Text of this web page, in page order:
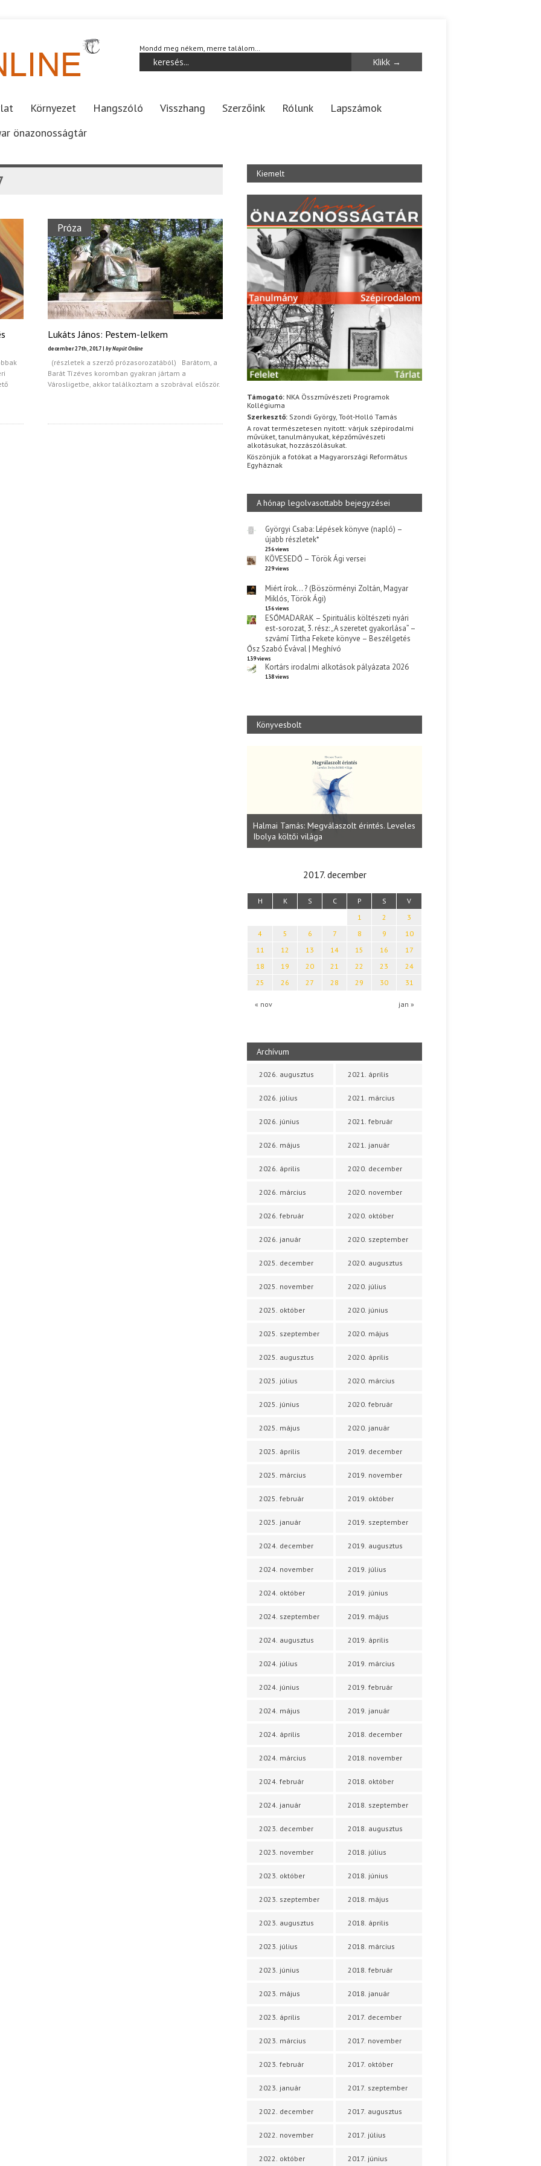
Mondd meg nékem, merre találom…
Környezet Hangszóló Visszhang Szerzőink Rólunk
Lapszámok
önazonosságtár
Próza
Lukáts János: Pestem-lelkem
december 27th, 2017 | by Napút Online
(részletek a szerző prózasorozatából) Barátom, a
Barát Tízéves koromban gyakran jártam a
Városligetbe, akkor találkoztam a szobrával először.
Kiemelt
Támogató: NKA Összművészeti Programok
Kollégiuma
Szerkesztő: Szondi György, Toót-Holló Tamás
A rovat természetesen nyitott: várjuk szépirodalmi
művüket, tanulmányukat, képzőművészeti
alkotásukat, hozzászólásukat.
Köszönjük a fotókat a Magyarországi Református
Egyháznak
A hónap legolvasottabb bejegyzései
Györgyi Csaba: Lépések könyve (napló) –
újabb részletek*
256 views
KÖVESEDŐ – Török Ági versei
229 views
Miért írok… ? (Böszörményi Zoltán, Magyar
Miklós, Török Ági)
156 views
ESŐMADARAK – Spirituális költészeti nyári
est-sorozat, 3. rész: „A szeretet gyakorlása” –
szvámí Tírtha Fekete könyve – Beszélgetés
Ősz Szabó Évával | Meghívó
139 views
Kortárs irodalmi alkotások pályázata 2026
138 views
Könyvesbolt
Halmai Tamás: Megválaszolt érintés. Leveles
Ibolya költői világa
2017. december
H K S C P S V
« nov jan »
1 2
3
4
5 6 7 8 9
10
11
12 13 14 15 16
17
18
19 20 21 22 23
24
25
26 27 28 29 30 31
Archívum
2026. augusztus
2026. július
2026. június
2026. május
2026. április
2026. március
2026. február
2026. január
2025. december
2025. november
2025. október
2025. szeptember
2025. augusztus
2025. július
2025. június
2025. május
2025. április
2025. március
2025. február
2025. január
2024. december
2024. november
2024. október
2024. szeptember
2024. augusztus
2024. július
2024. június
2024. május
2024. április
2024. március
2024. február
2024. január
2023. december
2023. november
2023. október
2023. szeptember
2023. augusztus
2023. július
2023. június
2023. május
2023. április
2023. március
2023. február
2023. január
2022. december
2022. november
2022. október
2021. április
2021. március
2021. február
2021. január
2020. december
2020. november
2020. október
2020. szeptember
2020. augusztus
2020. július
2020. június
2020. május
2020. április
2020. március
2020. február
2020. január
2019. december
2019. november
2019. október
2019. szeptember
2019. augusztus
2019. július
2019. június
2019. május
2019. április
2019. március
2019. február
2019. január
2018. december
2018. november
2018. október
2018. szeptember
2018. augusztus
2018. július
2018. június
2018. május
2018. április
2018. március
2018. február
2018. január
2017. december
2017. november
2017. október
2017. szeptember
2017. augusztus
2017. július
2017. június